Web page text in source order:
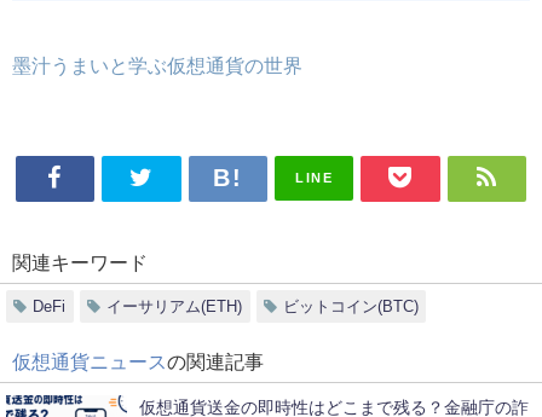
墨汁うまいと学ぶ仮想通貨の世界
LINE
関連キーワード
DeFi イーサリアム(ETH) ビットコイン(BTC)
仮想通貨ニュースの関連記事
仮想通貨送金の即時性はどこまで残る？金融庁の詐